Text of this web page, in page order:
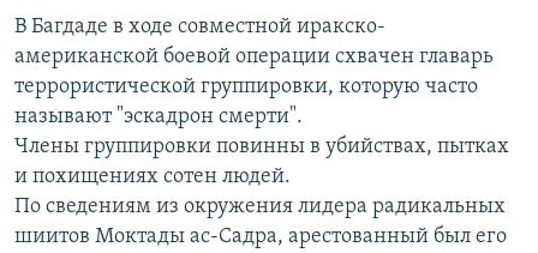
Вернутся
поиску
КАВКАЗ.РЕАЛИИ
СЕВЕР.РЕАЛИИ
СИБИРЬ.РЕАЛИИ
РАСПИСАНИЕ ВЕЩАНИЯ
ПОДПИШИТЕСЬ НА РАССЫЛКУ
В Багдаде в ходе совместной иракско-
американской боевой операции схвачен главарь
террористической группировки, которую часто
называют "эскадрон смерти".
Члены группировки повинны в убийствах, пытках
и похищениях сотен людей.
По сведениям из окружения лидера радикальных
шиитов Моктады ас-Садра, арестованный был его